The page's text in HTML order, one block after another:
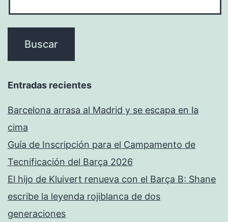
Entradas recientes
Barcelona arrasa al Madrid y se escapa en la
cima
Guía de Inscripción para el Campamento de
Tecnificación del Barça 2026
El hijo de Kluivert renueva con el Barça B: Shane
escribe la leyenda rojiblanca de dos
generaciones